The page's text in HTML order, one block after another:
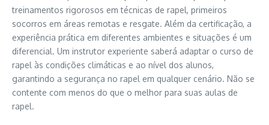
treinamentos rigorosos em técnicas de rapel, primeiros
socorros em áreas remotas e resgate. Além da certificação, a
experiência prática em diferentes ambientes e situações é um
diferencial. Um instrutor experiente saberá adaptar o curso de
rapel às condições climáticas e ao nível dos alunos,
garantindo a segurança no rapel em qualquer cenário. Não se
contente com menos do que o melhor para suas aulas de
rapel.